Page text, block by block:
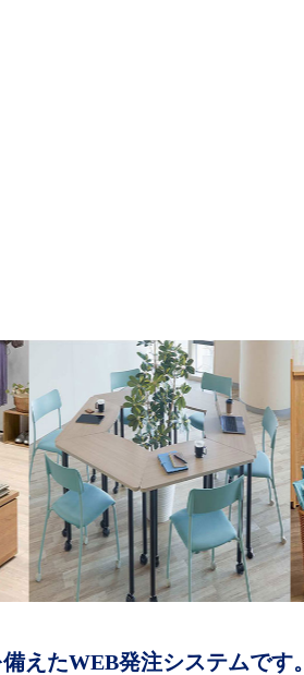
えたWEB発注システムです。